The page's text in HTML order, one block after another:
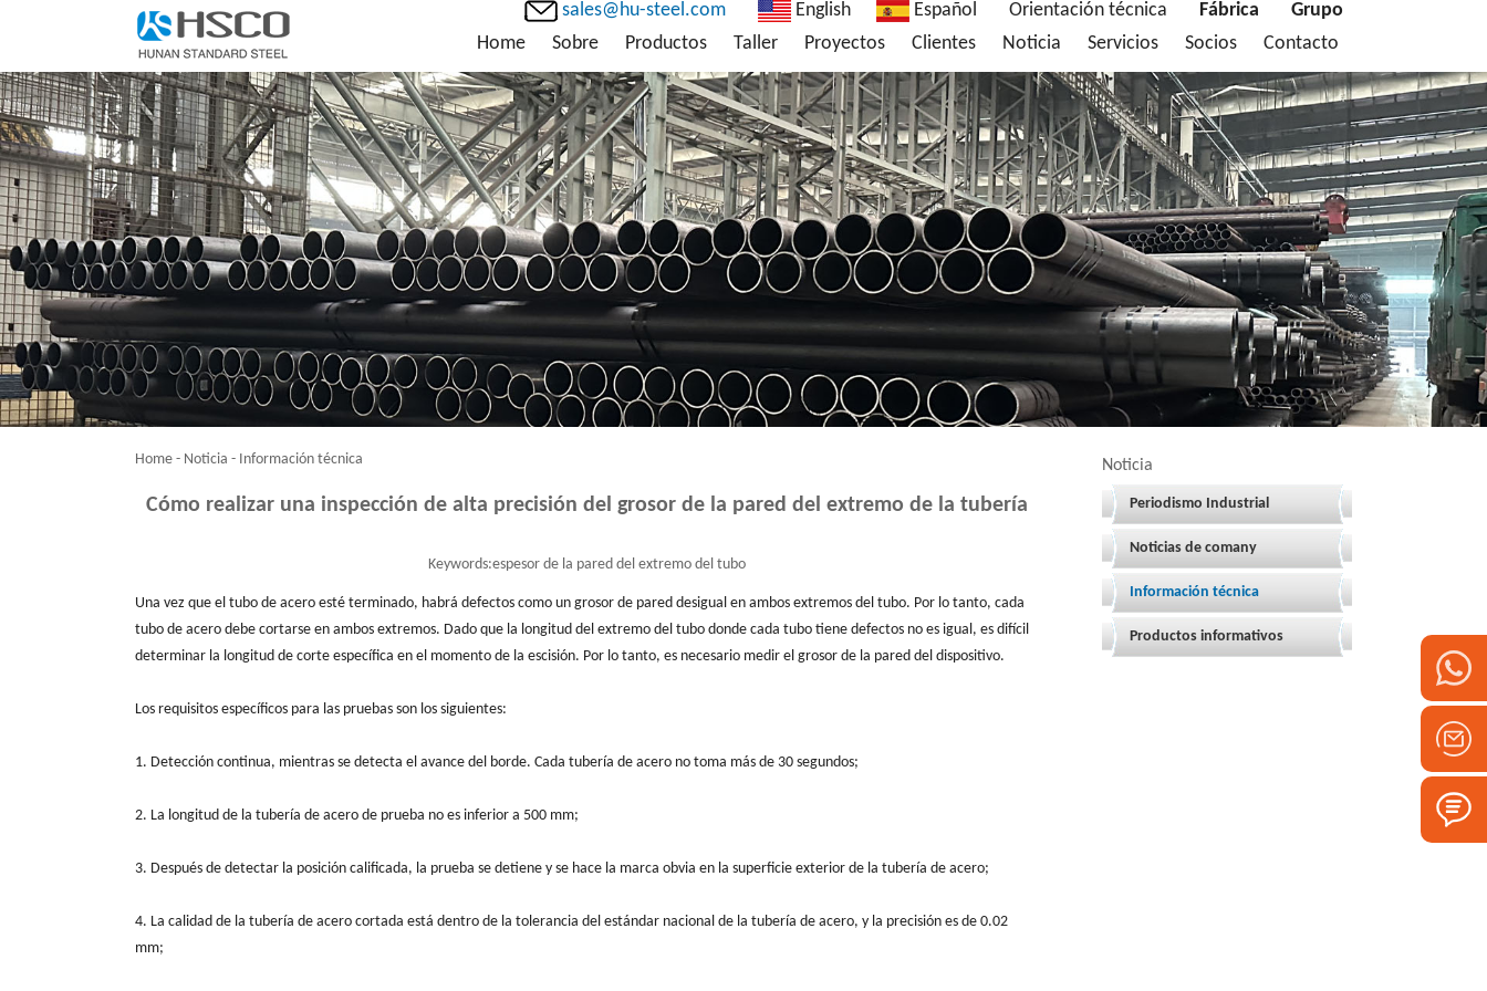
sales@hu-steel.com English Español Orientación técnica Fábrica
Grupo
Home
Sobre Productos Taller Proyectos Clientes Noticia Servicios Socios Contacto
Noticia
Periodismo Industrial
Noticias de comany
Información técnica
Productos informativos
Home - Noticia - Información técnica
Cómo realizar una inspección de alta precisión del grosor de la pared del extremo de la tubería
Keywords:espesor de la pared del extremo del tubo
Una vez que el tubo de acero esté terminado, habrá defectos como un grosor de pared desigual en ambos extremos del tubo. Por lo tanto, cada
tubo de acero debe cortarse en ambos extremos. Dado que la longitud del extremo del tubo donde cada tubo tiene defectos no es igual, es difícil
determinar la longitud de corte específica en el momento de la escisión. Por lo tanto, es necesario medir el grosor de la pared del dispositivo.
Los requisitos específicos para las pruebas son los siguientes:
1. Detección continua, mientras se detecta el avance del borde. Cada tubería de acero no toma más de 30 segundos;
2. La longitud de la tubería de acero de prueba no es inferior a 500 mm;
3. Después de detectar la posición calificada, la prueba se detiene y se hace la marca obvia en la superficie exterior de la tubería de acero;
4. La calidad de la tubería de acero cortada está dentro de la tolerancia del estándar nacional de la tubería de acero, y la precisión es de 0.02
mm;